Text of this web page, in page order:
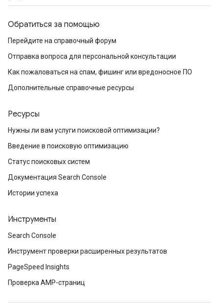
Обратиться за помощью
Перейдите на справочный форум
Отправка вопроса для персональной консультации
Как пожаловаться на спам, фишинг или вредоносное ПО
Дополнительные справочные ресурсы
Ресурсы
Нужны ли вам услуги поисковой оптимизации?
Введение в поисковую оптимизацию
Статус поисковых систем
Документация Search Console
Истории успеха
Инструменты
Search Console
Инструмент проверки расширенных результатов
PageSpeed Insights
Проверка AMP-страниц